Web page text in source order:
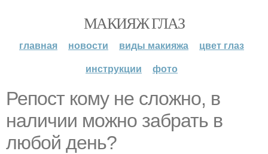
МАКИЯЖ ГЛАЗ
главная новости виды макияжа
цвет глаз
инструкции
фото
Репост кому не сложно, в
наличии можно забрать в
любой день?